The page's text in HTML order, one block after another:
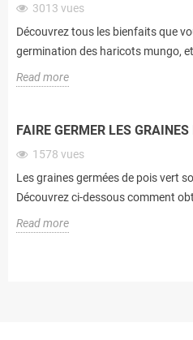
3013 vues
Découvrez tous les bienfaits que
germination des haricots mungo,
Read more
FAIRE GERMER LES
1578 vues
Les graines germées de pois vert
Découvrez ci-dessous comment
Read more